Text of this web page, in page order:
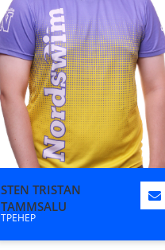
STEN TRISTAN
TAMMSALU
ТРЕНЕР